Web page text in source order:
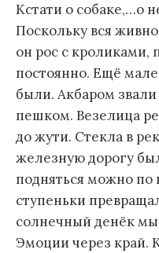
Кстати о собаке,…о
Поскольку вся
он рос с кроликами,
постоянно. Ещё
были. Акбаром
пешком. Везелица
до жути. Стекла в
железную дорогу
подняться можно по
ступеньки
солнечный денёк
Эмоции через край.